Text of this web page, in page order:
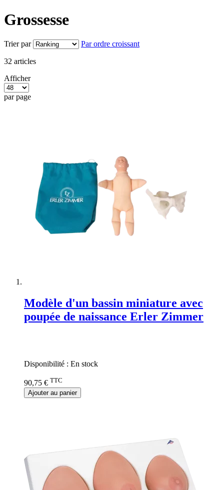
Grossesse
Trier par Par ordre croissant
32 articles
Afficher
par page
Modèle d'un bassin miniature avec
poupée de naissance Erler Zimmer
Disponibilité : En stock
90,75 € TTC
Ajouter au panier